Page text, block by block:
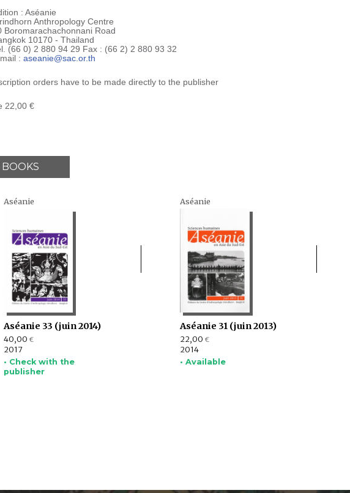
: Aséanie
Anthropology Centre
Boromarachachonnani Road
10170 - Thailand
(66 0) 2 880 94 29 Fax : (66 2) 2 880 93 32
: aseanie@sac.or.th
orders have to be made directly to the publisher
22,00 €
Aséanie
Aséanie 33 (juin 2014)
40,00 €
2017
• Check with the
publisher
Aséanie
Aséanie 31 (juin 2013)
22,00 €
2014
• Available